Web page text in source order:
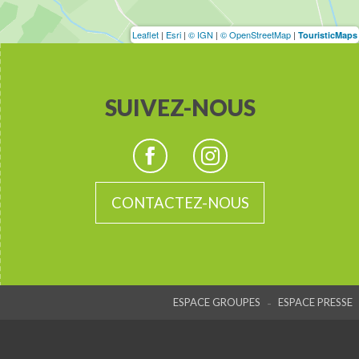
Leaflet | Esri | © IGN | © OpenStreetMap | TouristicMaps
SUIVEZ-NOUS
CONTACTEZ-NOUS
ESPACE GROUPES - ESPACE PRESSE